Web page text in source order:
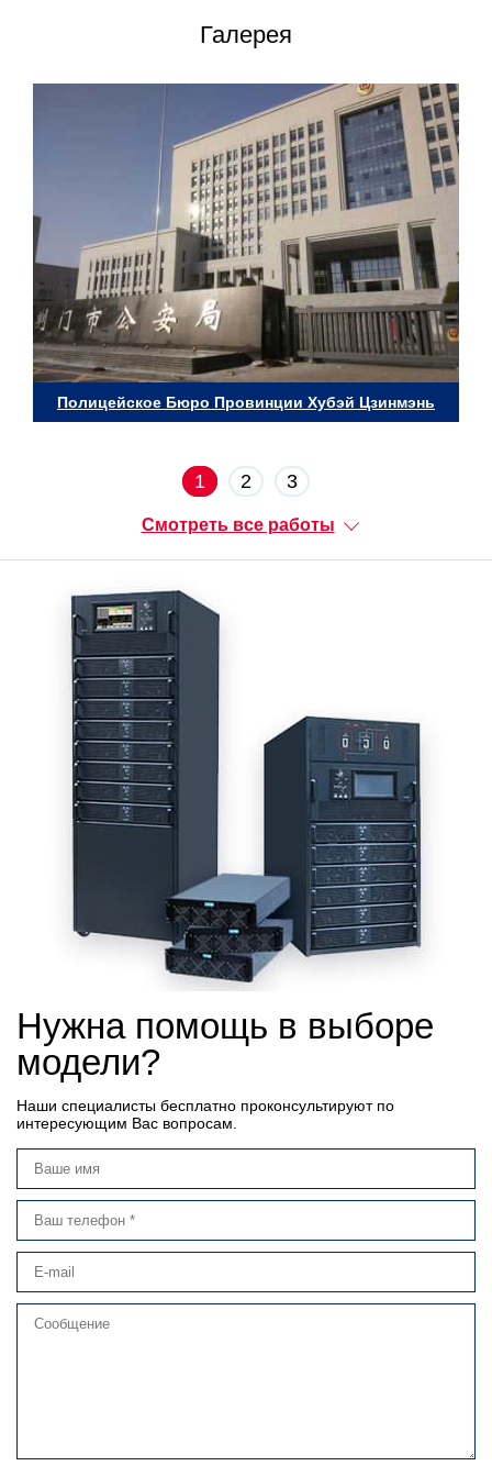
Галерея
Полицейское Бюро Провинции Хубэй Цзинмэнь
1 2 3
Смотреть все работы
Нужна помощь в выборе
модели?
Наши специалисты бесплатно проконсультируют по
интересующим Вас вопросам.